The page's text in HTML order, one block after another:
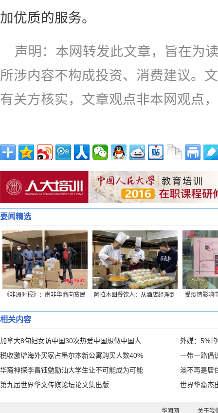
加优质的服务。
声明：本网转发此文章，旨在为
所涉内容不构成投资、消费建议。
有关方核实，文章观点非本网观点
要闻精选
《非洲时报》：南非华商向贫民
阿拉木图餐饮人：从酒店经理到
受疫情影响
相关内容
加拿大8旬妇女访中国30次热爱中国想做中国人
外媒：5%
税收激增海外买家占墨尔本新公寓购买人数40%
一带一路倡
华裔神探李昌钰勉励汕大学生让不可能成为可能
澳不再是居
第九届世界华文传媒论坛论文集出版
世界华裔杰
华闻网 关于我